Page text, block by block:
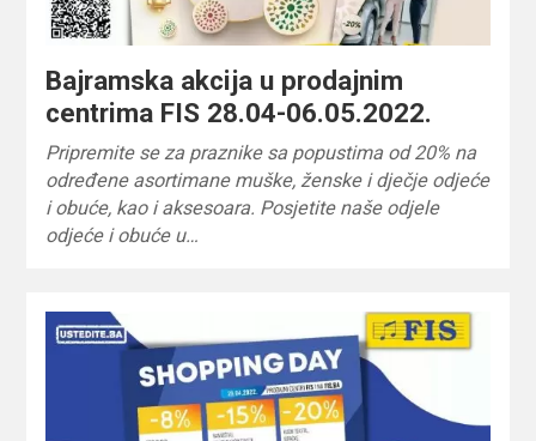
Bajramska akcija u prodajnim
centrima FIS️ 28.04-06.05.2022.
Pripremite se za praznike sa popustima od 20% na
određene asortimane muške, ženske i dječje odjeće
i obuće, kao i aksesoara. Posjetite naše odjele
odjeće i obuće u…